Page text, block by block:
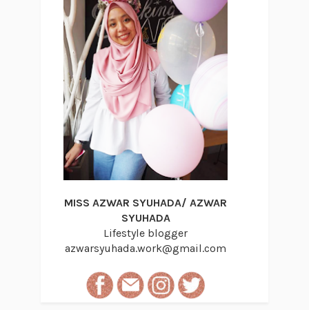
MISS AZWAR SYUHADA/ AZWAR
SYUHADA
Lifestyle blogger
azwarsyuhada.work@gmail.com